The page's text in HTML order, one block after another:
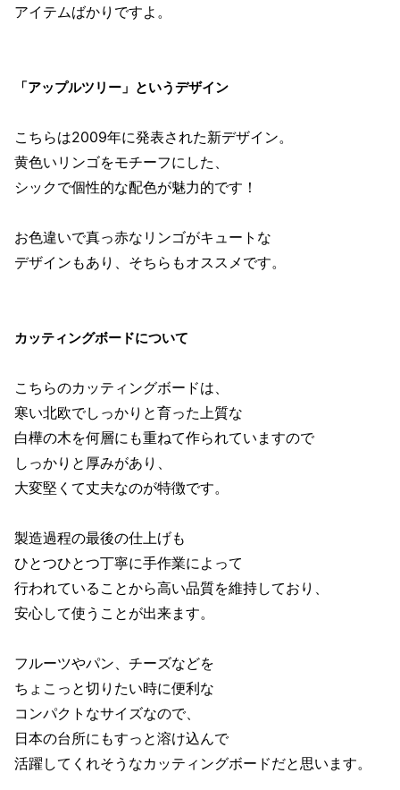
アイテムばかりですよ。
「アップルツリー」というデザイン
こちらは2009年に発表された新デザイン。
黄色いリンゴをモチーフにした、
シックで個性的な配色が魅力的です！
お色違いで真っ赤なリンゴがキュートな
デザインもあり、そちらもオススメです。
カッティングボードについて
こちらのカッティングボードは、
寒い北欧でしっかりと育った上質な
白樺の木を何層にも重ねて作られていますので
しっかりと厚みがあり、
大変堅くて丈夫なのが特徴です。
製造過程の最後の仕上げも
ひとつひとつ丁寧に手作業によって
行われていることから高い品質を維持しており、
安心して使うことが出来ます。
フルーツやパン、チーズなどを
ちょこっと切りたい時に便利な
コンパクトなサイズなので、
日本の台所にもすっと溶け込んで
活躍してくれそうなカッティングボードだと思います。